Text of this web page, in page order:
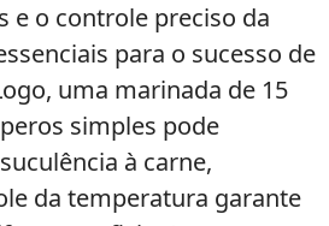
e o controle preciso da
para o sucesso de
uma marinada de 15
simples pode
à carne,
da temperatura garante